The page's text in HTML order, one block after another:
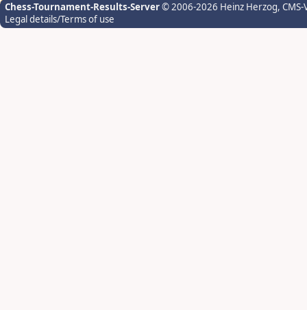
Chess-Tournament-Results-Server© 2006-2026 Heinz Herzog,
Legal details/Terms of use